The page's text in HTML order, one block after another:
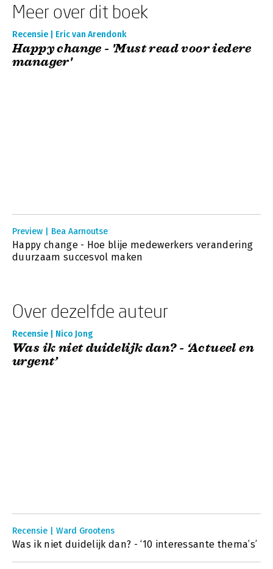
Meer over dit boek
Recensie | Eric van Arendonk
Happy change - 'Must read voor iedere
manager'
Preview | Bea Aarnoutse
Happy change - Hoe blije medewerkers verandering
duurzaam succesvol maken
Over dezelfde auteur
Recensie | Nico Jong
Was ik niet duidelijk dan? - ‘Actueel en
urgent’
Recensie | Ward Grootens
Was ik niet duidelijk dan? - ‘10 interessante thema’s’